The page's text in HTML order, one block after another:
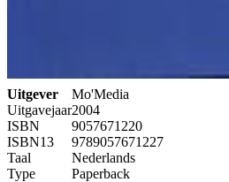
Uitgever
Mo'Media
Uitgavejaar2004
ISBN
9057671220
ISBN13
9789057671227
Taal
Nederlands
Type
Paperback